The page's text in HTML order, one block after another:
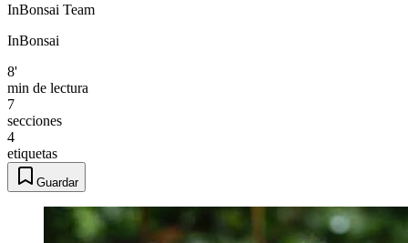
InBonsai Team
InBonsai
8'
min de lectura
7
secciones
4
etiquetas
Guardar